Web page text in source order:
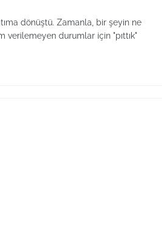
dönüştü. Zamanla, bir şeyin ne
verilemeyen durumlar için "pıttık"